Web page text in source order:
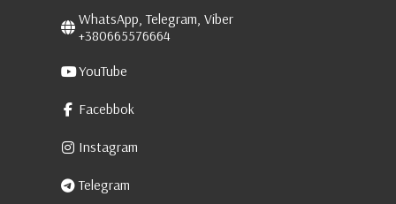
WhatsApp, Telegram, Viber
+380665576664
YouTube
Facebbok
Instagram
Telegram